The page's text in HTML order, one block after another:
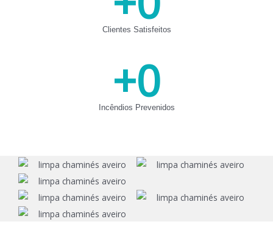
Clientes Satisfeitos
Incêndios Prevenidos
+0